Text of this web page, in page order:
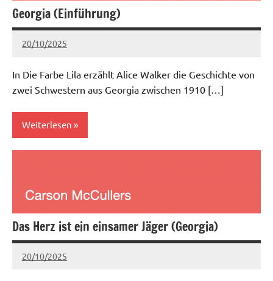
Georgia (Einführung)
20/10/2025
admin
Keine
In Die Farbe Lila erzählt Alice Walker die Geschichte von
zwei Schwestern aus Georgia zwischen 1910 […]
Weiterlesen
Das Herz ist ein einsamer Jäger (Georgia)
20/10/2025
admin
Keine